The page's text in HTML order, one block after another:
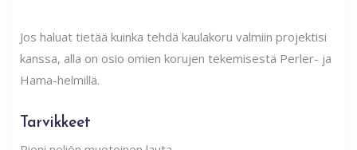
Jos haluat tietää kuinka tehdä kaulakoru valmiin projektisi
kanssa, alla on osio omien korujen tekemisestä Perler- ja
Hama-helmillä.
Tarvikkeet